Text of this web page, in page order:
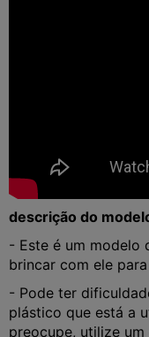
descrição do
- Este é um modelo
brincar com ele
- Pode ter
plástico que está a
preocupe, utilize